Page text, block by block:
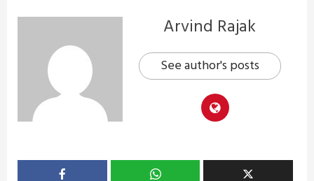
Arvind Rajak
See author's posts